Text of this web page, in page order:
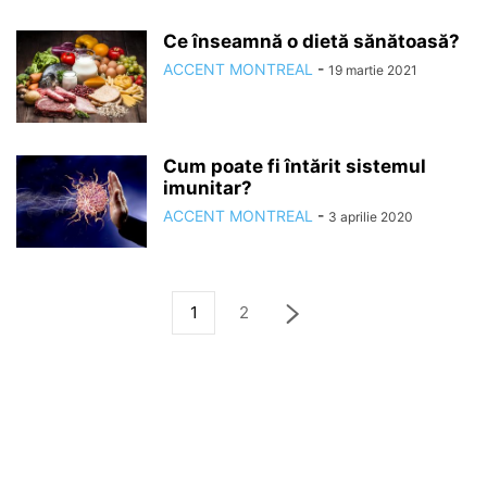
Ce înseamnă o dietă sănătoasă?
ACCENT MONTREAL - 19 martie 2021
Cum poate fi întărit sistemul
imunitar?
ACCENT MONTREAL - 3 aprilie 2020
1 2